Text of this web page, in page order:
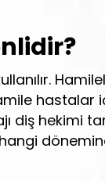
hastalar
diş hekimi